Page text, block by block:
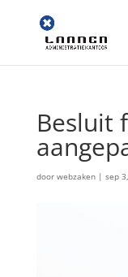
Besluit
door webzaken| sep